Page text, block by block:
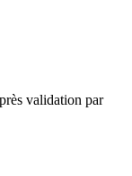
validation par